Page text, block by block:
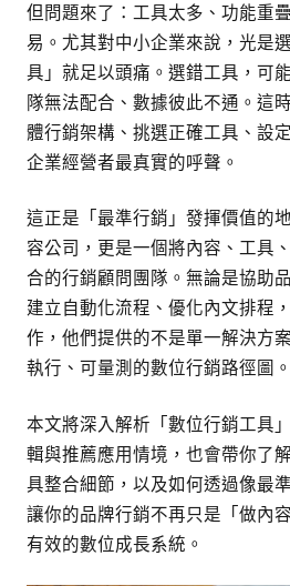
但問題來了：工具太多、功能重
易。尤其對中小企業來說，光是
具」就足以頭痛。選錯工具，可
隊無法配合、數據彼此不通。這
體行銷架構、挑選正確工具、設
企業經營者最真實的呼聲。
這正是「最準行銷」發揮價值的
容公司，更是一個將內容、工具
合的行銷顧問團隊。無論是協助
建立自動化流程、優化內文排程
作，他們提供的不是單一解決方
執行、可量測的數位行銷路徑圖。
本文將深入解析「數位行銷工具
輯與推薦應用情境，也會帶你了
具整合細節，以及如何透過像最
讓你的品牌行銷不再只是「做內
有效的數位成長系統。